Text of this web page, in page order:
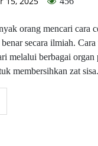
orang mencari cara
secara ilmiah.
melalui berbagai
membersihkan zat